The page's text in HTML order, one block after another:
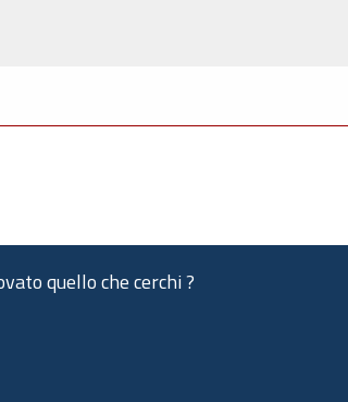
quello che cerchi ?